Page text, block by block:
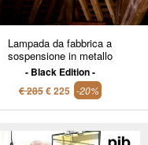
Lampada da fabbrica a
sospensione in metallo
Black Edition
€ 285€ 225 -20%